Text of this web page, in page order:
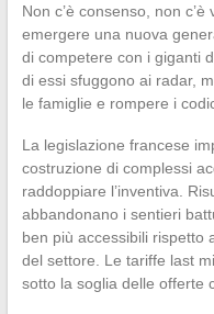
Non c’è consenso, non
emergere una nuova
di competere con i giganti
di essi sfuggono ai radar,
le famiglie e rompere i
La legislazione francese
costruzione di complessi
raddoppiare l’inventiva.
abbandonano i sentieri
ben più accessibili rispetto
del settore. Le tariffe last
sotto la soglia delle offerte